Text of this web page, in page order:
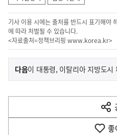
기사 이용 시에는 출처를 반드시 표기해야
에 따라 처벌될 수 있습니다.
<자료출처=정책브리핑 www.korea.kr>
이
전
다
음
다음기
사
이 대통령, 이탈리아 지방도
좋